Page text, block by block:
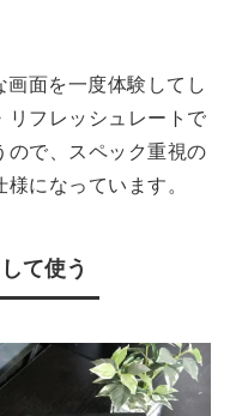
面を一度体験してし
リフレッシュレートで
ので、スペック重視の
になっています。
て使う